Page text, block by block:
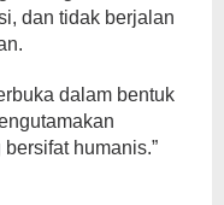
dan tidak berjalan
dalam bentuk
humanis.”